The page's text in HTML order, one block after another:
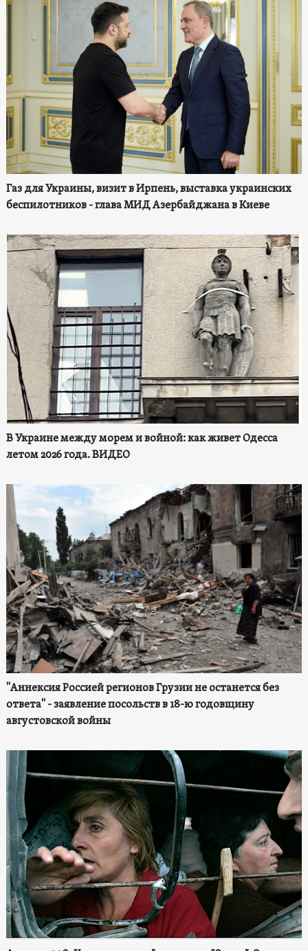
Газ для Украины, визит в Ирпень, выставка украинских
беспилотников - глава МИД Азербайджана в Киеве
В Украине между морем и войной: как живет Одесса
летом 2026 года. ВИДЕО
"Аннексия Россией регионов Грузии не останется без
ответа" - заявление посольств в 18-ю годовщину
августовской войны